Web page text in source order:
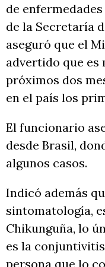
de
de la Secretaría
aseguró que el
advertido que es
próximos dos
en el país los
El funcionario
desde Brasil,
algunos casos.
Indicó además
sintomatología,
Chikunguña, lo
es la
persona que lo